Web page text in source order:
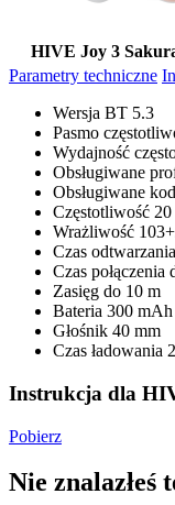
HIVE Joy 3
Parametry techniczne
Wersja BT 5.3
Pasmo
Wydajność
Obsługiwane
Obsługiwane
Częstotliwość
Wrażliwość
Czas odtwarzania
Czas połączenia
Zasięg do 10 m
Bateria 300 mAh
Głośnik 40 mm
Czas ładowania
Instrukcja dla
Pobierz
Nie znalazłeś